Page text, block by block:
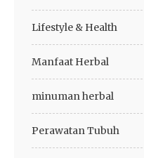
Lifestyle & Health
Manfaat Herbal
minuman herbal
Perawatan Tubuh